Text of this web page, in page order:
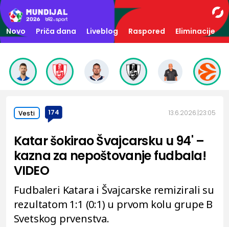
Novo Priča dana Liveblog Raspored Eliminacije
Vesti 174 13.6.2026. 23:05
Katar šokirao Švajcarsku u 94' –
kazna za nepoštovanje fudbala!
VIDEO
Fudbaleri Katara i Švajcarske remizirali su
rezultatom 1:1 (0:1) u prvom kolu grupe B
Svetskog prvenstva.